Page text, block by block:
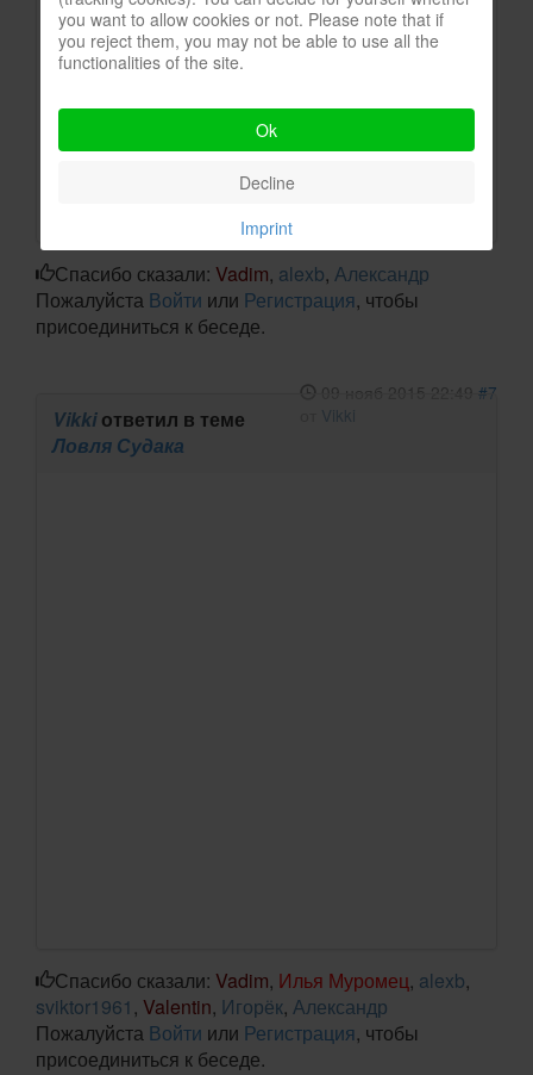
правильно написал sicross, чтобы рыбу
поймать, нужно, чтобы она там сначала
была.
P.S. Давай с нами на Райн , вместе веселей
эксперементировать
.
Спасибо сказали: Vadim, alexb, Александр
Пожалуйста Войти или Регистрация, чтобы
присоединиться к беседе.
09 нояб 2015 22:49 #7
Vikki
Vikkiответил в теме
Ловля Судака
Спасибо сказали: Vadim, Илья Муромец, alexb,
sviktor1961 , Valentin, Игорёк, Александр
Пожалуйста Войти или Регистрация, чтобы
присоединиться к беседе.
you want to allow cookies or not. Please note that if
you reject them, you may not be able to use all the
functionalities of the site.
Ok
Decline
Imprint